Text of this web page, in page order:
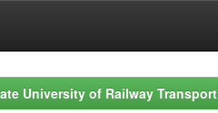
University of Railway Transport